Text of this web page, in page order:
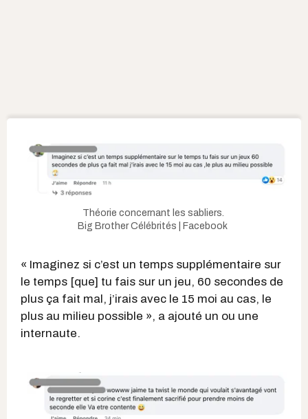
Théorie concernant les sabliers.
Big Brother Célébrités | Facebook
« Imaginez si c’est un temps supplémentaire sur
le temps [que] tu fais sur un jeu, 60 secondes de
plus ça fait mal, j’irais avec le 15 moi au cas, le
plus au milieu possible », a ajouté un ou une
internaute.